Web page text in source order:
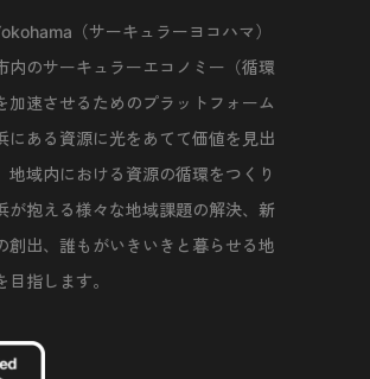
（サーキュラーヨコハマ）
内のサーキュラーエコノミー（循環
加速させるためのプラットフォーム
にある資源に光をあてて価値を見出
地域内における資源の循環をつくり
が抱える様々な地域課題の解決、新
創出、誰もがいきいきと暮らせる地
目指します。